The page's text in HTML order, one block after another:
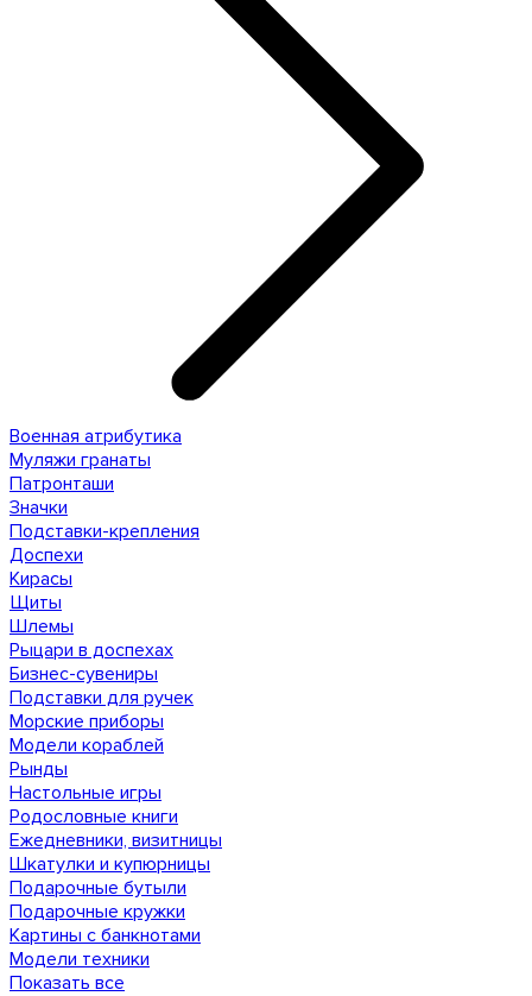
Военная атрибутика
Муляжи гранаты
Патронташи
Значки
Подставки-крепления
Доспехи
Кирасы
Щиты
Шлемы
Рыцари в доспехах
Бизнес-сувениры
Подставки для ручек
Морские приборы
Модели кораблей
Рынды
Настольные игры
Родословные книги
Ежедневники, визитницы
Шкатулки и купюрницы
Подарочные бутыли
Подарочные кружки
Картины с банкнотами
Модели техники
Показать все